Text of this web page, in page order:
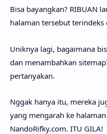
Bisa bayangkan? RIBUAN
halaman tersebut terindeks
Uniknya lagi, bagaimana
dan menambahkan
pertanyakan.
Nggak hanya itu, mereka
yang mengarah ke
NandoRifky.com. ITU GILA!